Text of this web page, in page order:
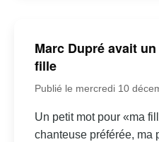
Marc Dupré avait
fille
Publié le mercredi 10
Un petit mot pour «ma
chanteuse préférée, ma